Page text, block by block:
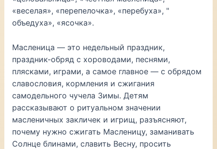
«веселая», «пеpепелочка», «пеpебуха», "
объедуха», «ясочка».
Масленица — это недельный праздник,
праздник-обряд с хороводами, песнями,
плясками, играми, а самое главное — с обрядом
славословия, кормления и сжигания
самодельного чучела Зимы. Детям
рассказывают о ритуальном значении
масленичных закличек и игрищ, разъясняют,
почему нужно сжигать Масленицу, заманивать
Солнце блинами, славить Весну, просить